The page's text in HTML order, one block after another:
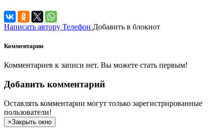
Написать автору Телефон Добавить в блокнот
Комментарии
Комментариев к записи нет. Вы можете стать первым!
Добавить комментарий
Оставлять комментарии могут только зарегистрированные
пользователи!
×Закрыть окно